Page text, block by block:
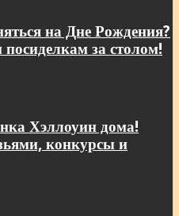
на Дне Рождения?
за столом!
Хэллоуин дома!
конкурсы и